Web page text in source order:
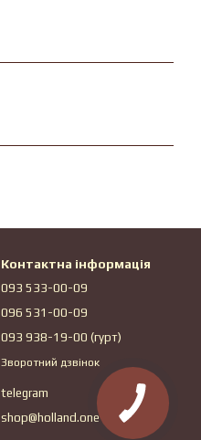
Контактна інформація
093 533-00-09
096 531-00-09
093 938-19-00 (гурт)
Зворотний дзвінок
telegram
shop@holland.one